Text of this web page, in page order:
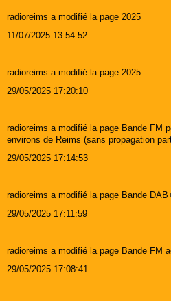
radioreims a modifié la page 2025
11/07/2025 13:54:52
radioreims a modifié la page 2025
29/05/2025 17:20:10
radioreims a modifié la page Bande FM
environs de Reims (sans propagation
29/05/2025 17:14:53
radioreims a modifié la page Bande
29/05/2025 17:11:59
radioreims a modifié la page Bande FM
29/05/2025 17:08:41